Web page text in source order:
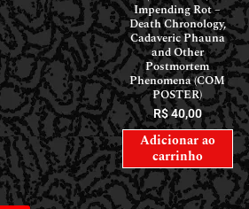
Impending Rot –
Death Chronology,
Cadaveric Phauna
and Other
Postmortem
Phenomena (COM
POSTER)
R$40,00
Adicionar ao
carrinho